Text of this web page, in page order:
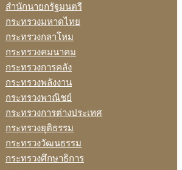
สํานักนายกรัฐมนตรี
กระทรวงมหาดไทย
กระทรวงกลาโหม
กระทรวงคมนาคม
กระทรวงการคลัง
กระทรวงพลังงาน
กระทรวงพาณิชย์
กระทรวงการต่างประเทศ
กระทรวงยุติธรรม
กระทรวงวัฒนธรรม
กระทรวงศึกษาธิการ